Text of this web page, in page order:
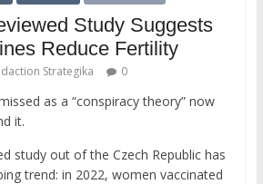
Study Suggests
Reduce Fertility
Strategika 0
as a “conspiracy theory” now
it.
study out of the Czech Republic has
trend: in 2022, women vaccinated